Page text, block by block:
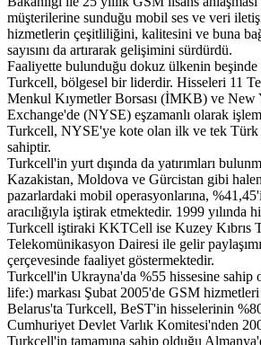
müşterilerine sunduğu mobil ses ve veri
hizmetlerin çeşitliliğini, kalitesini ve buna
sayısını da artırarak gelişimini sürdürdü.
Faaliyette bulunduğu dokuz ülkenin
Turkcell, bölgesel bir liderdir. Hisseleri 11
Menkul Kıymetler Borsası (İMKB) ve New
Exchange'de (NYSE) eşzamanlı olarak
Turkcell, NYSE'ye kote olan ilk ve tek Türk
sahiptir.
Turkcell'in yurt dışında da yatırımları
Kazakistan, Moldova ve Gürcistan gibi
pazarlardaki mobil operasyonlarına,
aracılığıyla iştirak etmektedir. 1999 yılında
Turkcell iştiraki KKTCell ise Kuzey Kıbrıs
Telekomünikasyon Dairesi ile gelir paylaşımı
çerçevesinde faaliyet göstermektedir.
Turkcell'in Ukrayna'da %55 hissesine sahip
life:) markası Şubat 2005'de GSM hizmetleri
Belarus'ta Turkcell, BeST'in hisselerinin
Cumhuriyet Devlet Varlık Komitesi'nden
Turkcell'in tamamına sahip olduğu